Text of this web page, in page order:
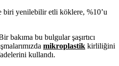
biri yenilebilir etli köklere, %10’u
bakıma bu bulgular şaşırtıcı
mikroplastik kirliliğini
kullandı.